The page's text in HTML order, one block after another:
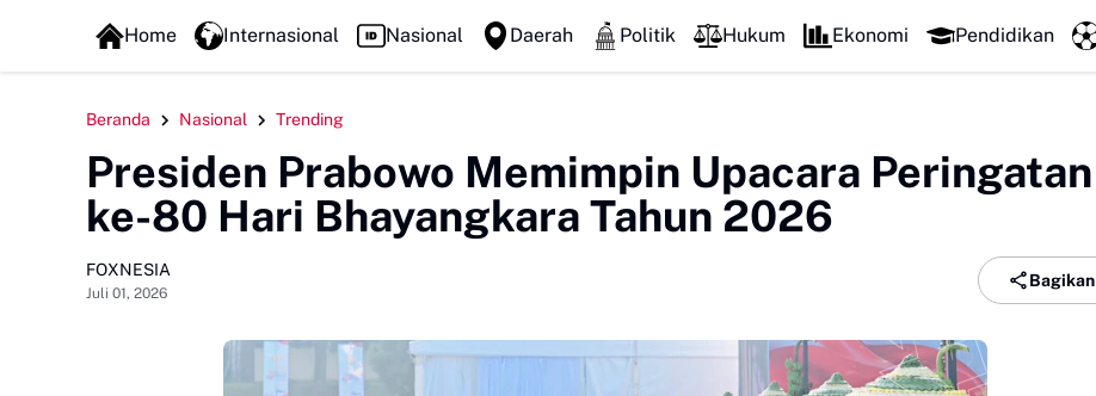
FOXLINE NEWS
Home Internasional Nasional Daerah Politik Hukum Ekonomi Pendidikan
Beranda Nasional Trending
Presiden Prabowo Memimpin Upacara Peringatan
ke-80 Hari Bhayangkara Tahun 2026
FOXNESIA
Juli 01, 2026
Bagikan